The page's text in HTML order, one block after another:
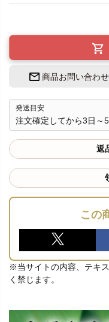
商品お問い合わせ
発送目安
注文確定してから3日～
返
この
※当サイトの内容、テキ
く禁じます。